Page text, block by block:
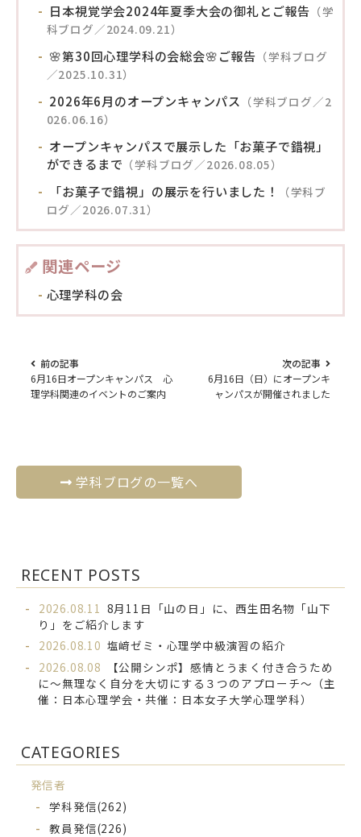
日本視覚学会2024年夏季大会の御礼とご報告 （学
科ブログ／2024.09.21）
🌸第30回心理学科の会総会🌸ご報告 （学科ブログ
／2025.10.31）
2026年6月のオープンキャンパス （学科ブログ／2
026.06.16）
オープンキャンパスで展示した「お菓子で錯視」
ができるまで （学科ブログ／2026.08.05）
「お菓子で錯視」の展示を行いました！
（学科ブ
ログ／2026.07.31）
関連ページ
心理学科の会
前の記事
6月16日オープンキャンパス 心
理学科関連のイベントのご案内
次の記事
6月16日（日）にオープンキ
ャンパスが開催されました
学科ブログの一覧へ
RECENT POSTS
2026.08.11 8月11日「山の日」に、西生田名物「山下
り」をご紹介します
2026.08.10 塩﨑ゼミ・心理学中級演習の紹介
2026.08.08
【公開シンポ】感情とうまく付き合うため
に～無理なく自分を大切にする３つのアプローチ～（主
催：日本心理学会・共催：日本女子大学心理学科）
CATEGORIES
発信者
学科発信(262)
教員発信(226)